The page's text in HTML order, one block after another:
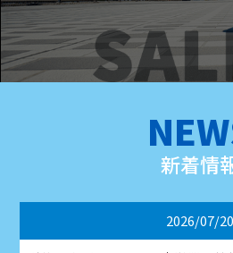
新着情
2026/07/20